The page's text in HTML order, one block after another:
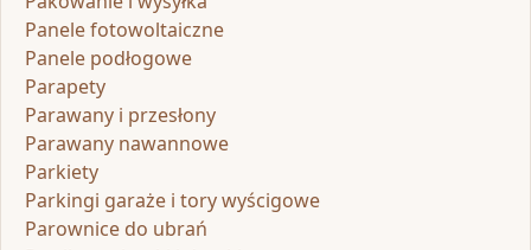
Panele fotowoltaiczne
Panele podłogowe
Parapety
Parawany i przesłony
Parawany nawannowe
Parkiety
Parkingi garaże i tory wyścigowe
Parownice do ubrań